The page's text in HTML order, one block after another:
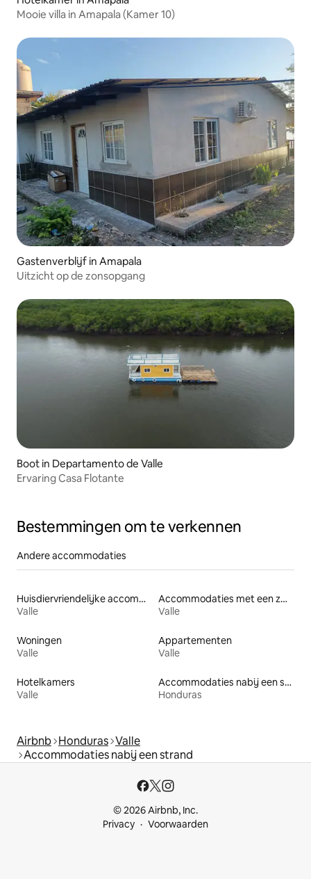
Mooie villa in Amapala (Kamer 10)
Gastenverblijf in Amapala
Uitzicht op de zonsopgang
Boot in Departamento de Valle
Ervaring Casa Flotante
Bestemmingen om te verkennen
Andere accommodaties
Huisdiervriendelijke accommodaties
Valle
Accommodaties met een zwembad
Valle
Woningen
Valle
Appartementen
Valle
Hotelkamers
Valle
Accommodaties nabij een strand
Honduras
Airbnb Honduras Valle
Accommodaties nabij een strand
© 2026 Airbnb, Inc.
Privacy
Voorwaarden